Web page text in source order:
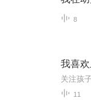
8
我喜
关注孩
11